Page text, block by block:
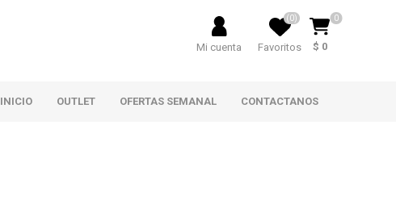
Mi cuenta Favoritos
(0) 0
$ 0
INICIO OUTLET OFERTAS SEMANAL CONTACTANOS